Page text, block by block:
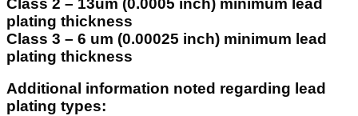
plating thickness
Class 3 – 6 um (0.00025 inch) minimum lead
plating thickness
Additional information noted regarding lead
plating types: